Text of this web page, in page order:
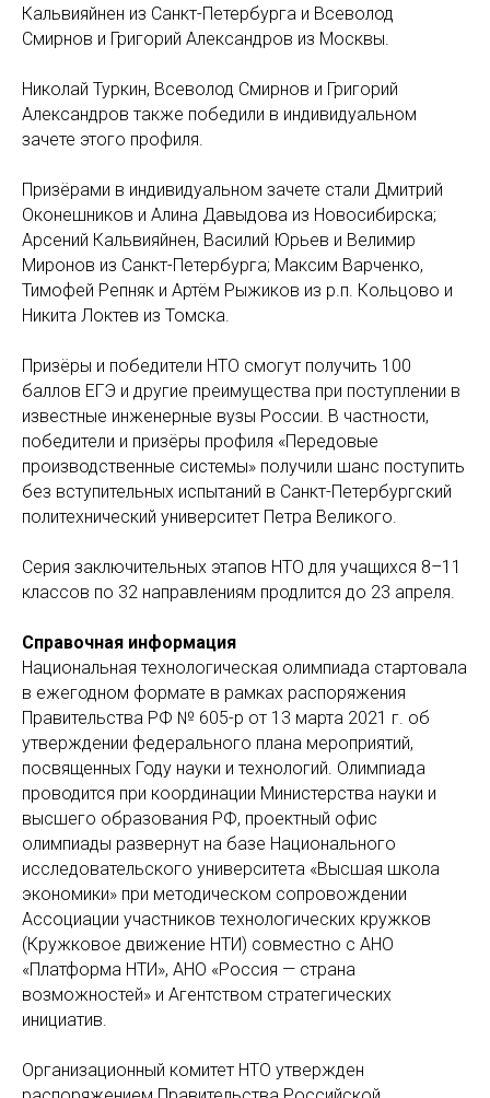
Кальвияйнен из Санкт-Петербурга и Всеволод
Смирнов и Григорий Александров из Москвы.
Николай Туркин, Всеволод Смирнов и Григорий
Александров также победили в индивидуальном
зачете этого профиля.
Призёрами в индивидуальном зачете стали Дмитрий
Оконешников и Алина Давыдова из Новосибирска;
Арсений Кальвияйнен, Василий Юрьев и Велимир
Миронов из Санкт-Петербурга; Максим Варченко,
Тимофей Репняк и Артём Рыжиков из р.п. Кольцово и
Никита Локтев из Томска.
Призёры и победители НТО смогут получить 100
баллов ЕГЭ и другие преимущества при поступлении в
известные инженерные вузы России. В частности,
победители и призёры профиля «Передовые
производственные системы» получили шанс поступить
без вступительных испытаний в Санкт-Петербургский
политехнический университет Петра Великого.
Серия заключительных этапов НТО для учащихся 8–11
классов по 32 направлениям продлится до 23 апреля.
Справочная информация
Национальная технологическая олимпиада стартовала
в ежегодном формате в рамках распоряжения
Правительства РФ № 605-р от 13 марта 2021 г. об
утверждении федерального плана мероприятий,
посвященных Году науки и технологий. Олимпиада
проводится при координации Министерства науки и
высшего образования РФ, проектный офис
олимпиады развернут на базе Национального
исследовательского университета «Высшая школа
экономики» при методическом сопровождении
Ассоциации участников технологических кружков
(Кружковое движение НТИ) совместно с АНО
«Платформа НТИ», АНО «Россия — страна
возможностей» и Агентством стратегических
инициатив.
Организационный комитет НТО утвержден